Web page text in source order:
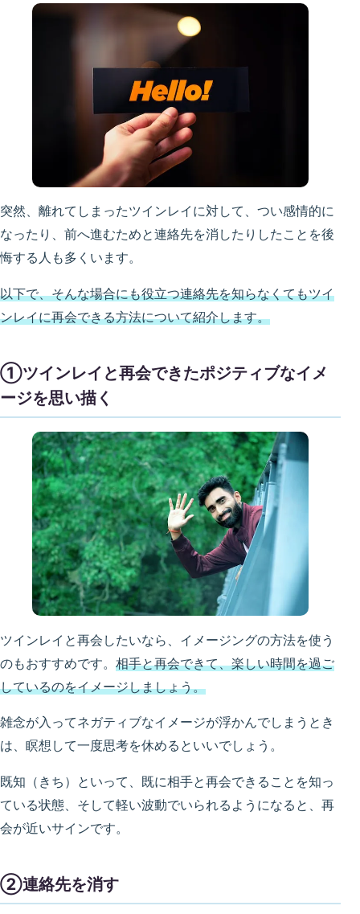
突然、離れてしまったツインレイに対して、つい感情的に
なったり、前へ進むためと連絡先を消したりしたことを後
悔する人も多くいます。
以下で、そんな場合にも役立つ連絡先を知らなくてもツイ
ンレイに再会できる方法について紹介します。
①ツインレイと再会できたポジティブなイメ
ージを思い描く
ツインレイと再会したいなら、イメージングの方法を使う
のもおすすめです。 相手と再会できて、楽しい時間を過ご
しているのをイメージしましょう。
雑念が入ってネガティブなイメージが浮かんでしまうとき
は、瞑想して一度思考を休めるといいでしょう。
既知（きち）といって、既に相手と再会できることを知っ
ている状態、そして軽い波動でいられるようになると、再
会が近いサインです。
②連絡先を消す